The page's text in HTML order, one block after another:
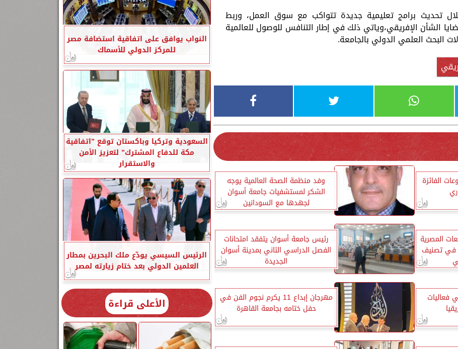
تحديث برامج تعليمية جديدة تتواكب مع سوق العمل، وربط
الشأن الإفريقي،وياتي ذلك في إطار التنافس للوصول للعالمية
البحث العلمي الدولي بالجامعة.
الفائزة
وفد منظمة الصحة العالمية يوجه
الشكر لمستشفيات جامعة أسوان
لجهدها مع السودانين
المصرية
في تصنيف
رئيس جامعة أسوان يتفقد امتحانات
الفصل الدراسي الثاني بمدينة أسوان
الجديدة
فعاليات
مهرجان إبداع 11 يكرم نجوم الفن في
حفل ختامه بجامعة القاهرة
النواب يوافق على اتفاقية استضافة مصر
للمركز الدولي للأسماك
السعودية وتركيا وباكستان توقع ”اتفاقية
مكة للدفاع المشترك” لتعزيز الأمن
والاستقرار
الرئيس السيسي يودّع ملك البحرين بمطار
العلمين الدولي بعد ختام زيارته لمصر
الأعلى قراءة